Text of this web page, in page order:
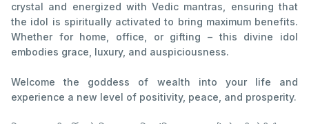
crystal and energized with Vedic mantras, ensuring that
the idol is spiritually activated to bring maximum benefits.
Whether for home, office, or gifting – this divine idol
embodies grace, luxury, and auspiciousness.
Welcome the goddess of wealth into your life and
experience a new level of positivity, peace, and prosperity.